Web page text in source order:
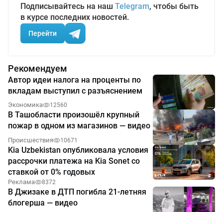
Подписывайтесь на наш Telegram, чтобы быть
в курсе последних новостей.
Перейти
Рекомендуем
Автор идеи налога на проценты по
вкладам выступил с разъяснением
Экономика 12560
В Ташобласти произошёл крупный
пожар в одном из магазинов — видео
Происшествия 10671
Kia Uzbekistan опубликовала условия
рассрочки платежа на Kia Sonet со
ставкой от 0% годовых
Реклама 8372
В Джизаке в ДТП погибла 21-летняя
блогерша — видео